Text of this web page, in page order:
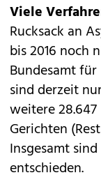
Viele
Rucksack an
bis 2016 noch
Bundesamt
sind derzeit
weitere
Gerichten
Insgesamt
entschieden.